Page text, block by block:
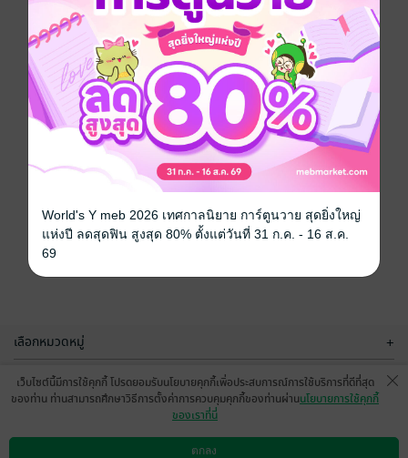
เลือกหมวดหมู่ +
บริการช่วยเหลือ +
เว็บไซต์นี้มีการใช้คุกกี้ โปรดยอมรับนโยบายคุกกี้เพื่อประสบการณ์การใช้บริการที่ดีที่สุด
ของท่าน ท่านสามารถศึกษาวิธีการตั้งค่าการควบคุมคุกกี้ของท่านผ่านนโยบายการใช้คุกกี้
ของเราที่นี่
ตกลง
World's Y meb 2026 เทศกาลนิยาย การ์ตูนวาย สุดยิ่งใหญ่
แห่งปี ลดสุดฟิน สูงสุด 80% ตั้งแต่วันที่ 31 ก.ค. - 16 ส.ค.
69